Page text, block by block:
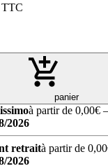
TTC
panier
à partir de 0,00€
2026
retraità partir de
2026